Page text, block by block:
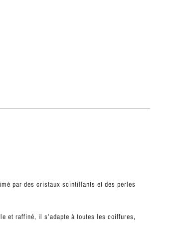
par des cristaux scintillants et des perles
et raffiné, il s’adapte à toutes les coiffures,